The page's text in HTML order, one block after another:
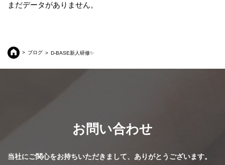
まだデータがありません。
ブログ D-BASE新人研修✨
お問い合わせ
当社にご関心をお持ちいただきまして、ありがとうございます。